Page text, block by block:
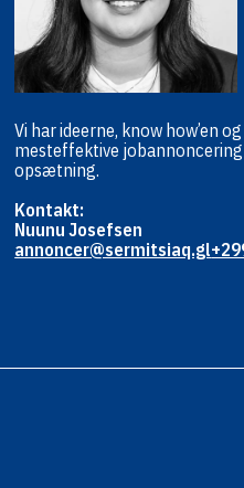
Vi har ideerne, know how’en
mesteffektive
opsætning.
Kontakt:
Nuunu Josefsen
annoncer@sermitsiaq.gl